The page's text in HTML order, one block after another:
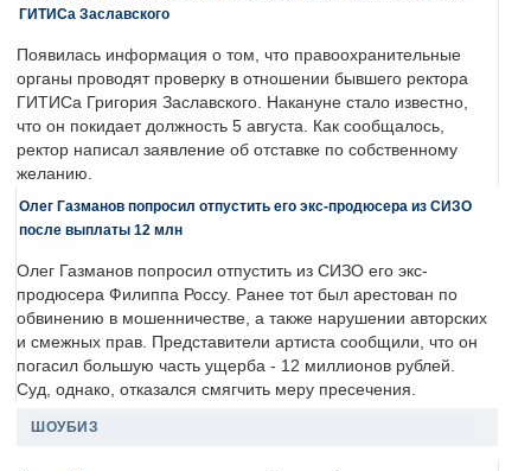
ГИТИСа Заславского
Появилась информация о том, что правоохранительные
органы проводят проверку в отношении бывшего ректора
ГИТИСа Григория Заславского. Накануне стало известно,
что он покидает должность 5 августа. Как сообщалось,
ректор написал заявление об отставке по собственному
желанию.
Олег Газманов попросил отпустить его экс-продюсера из СИЗО
после выплаты 12 млн
Олег Газманов попросил отпустить из СИЗО его экс-
продюсера Филиппа Россу. Ранее тот был арестован по
обвинению в мошенничестве, а также нарушении авторских
и смежных прав. Представители артиста сообщили, что он
погасил большую часть ущерба - 12 миллионов рублей.
Суд, однако, отказался смягчить меру пресечения.
ШОУБИЗ